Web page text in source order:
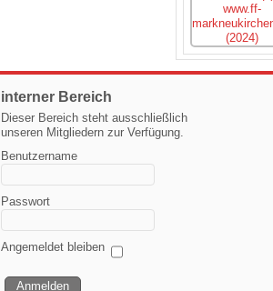
interner Bereich
Dieser Bereich steht ausschließlich
unseren Mitgliedern zur Verfügung.
Benutzername
Passwort
Angemeldet bleiben